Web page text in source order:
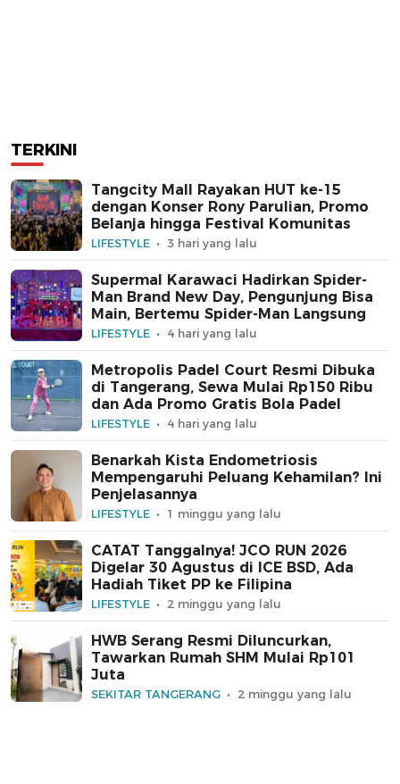
TERKINI
Tangcity Mall Rayakan HUT ke-15
dengan Konser Rony Parulian, Promo
Belanja hingga Festival Komunitas
LIFESTYLE 3 hari yang lalu
Supermal Karawaci Hadirkan Spider-
Man Brand New Day, Pengunjung Bisa
Main, Bertemu Spider-Man Langsung
LIFESTYLE 4 hari yang lalu
Metropolis Padel Court Resmi Dibuka
di Tangerang, Sewa Mulai Rp150 Ribu
dan Ada Promo Gratis Bola Padel
LIFESTYLE 4 hari yang lalu
Benarkah Kista Endometriosis
Mempengaruhi Peluang Kehamilan? Ini
Penjelasannya
LIFESTYLE 1 minggu yang lalu
CATAT Tanggalnya! JCO RUN 2026
Digelar 30 Agustus di ICE BSD, Ada
Hadiah Tiket PP ke Filipina
LIFESTYLE 2 minggu yang lalu
HWB Serang Resmi Diluncurkan,
Tawarkan Rumah SHM Mulai Rp101
Juta
SEKITAR TANGERANG 2 minggu yang lalu